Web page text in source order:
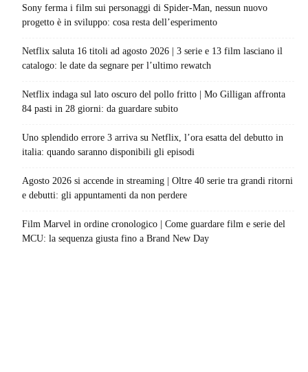
Sony ferma i film sui personaggi di Spider-Man, nessun nuovo
progetto è in sviluppo: cosa resta dell’esperimento
Netflix saluta 16 titoli ad agosto 2026 | 3 serie e 13 film lasciano il
catalogo: le date da segnare per l’ultimo rewatch
Netflix indaga sul lato oscuro del pollo fritto | Mo Gilligan affronta
84 pasti in 28 giorni: da guardare subito
Uno splendido errore 3 arriva su Netflix, l’ora esatta del debutto in
italia: quando saranno disponibili gli episodi
Agosto 2026 si accende in streaming | Oltre 40 serie tra grandi ritorni
e debutti: gli appuntamenti da non perdere
Film Marvel in ordine cronologico | Come guardare film e serie del
MCU: la sequenza giusta fino a Brand New Day